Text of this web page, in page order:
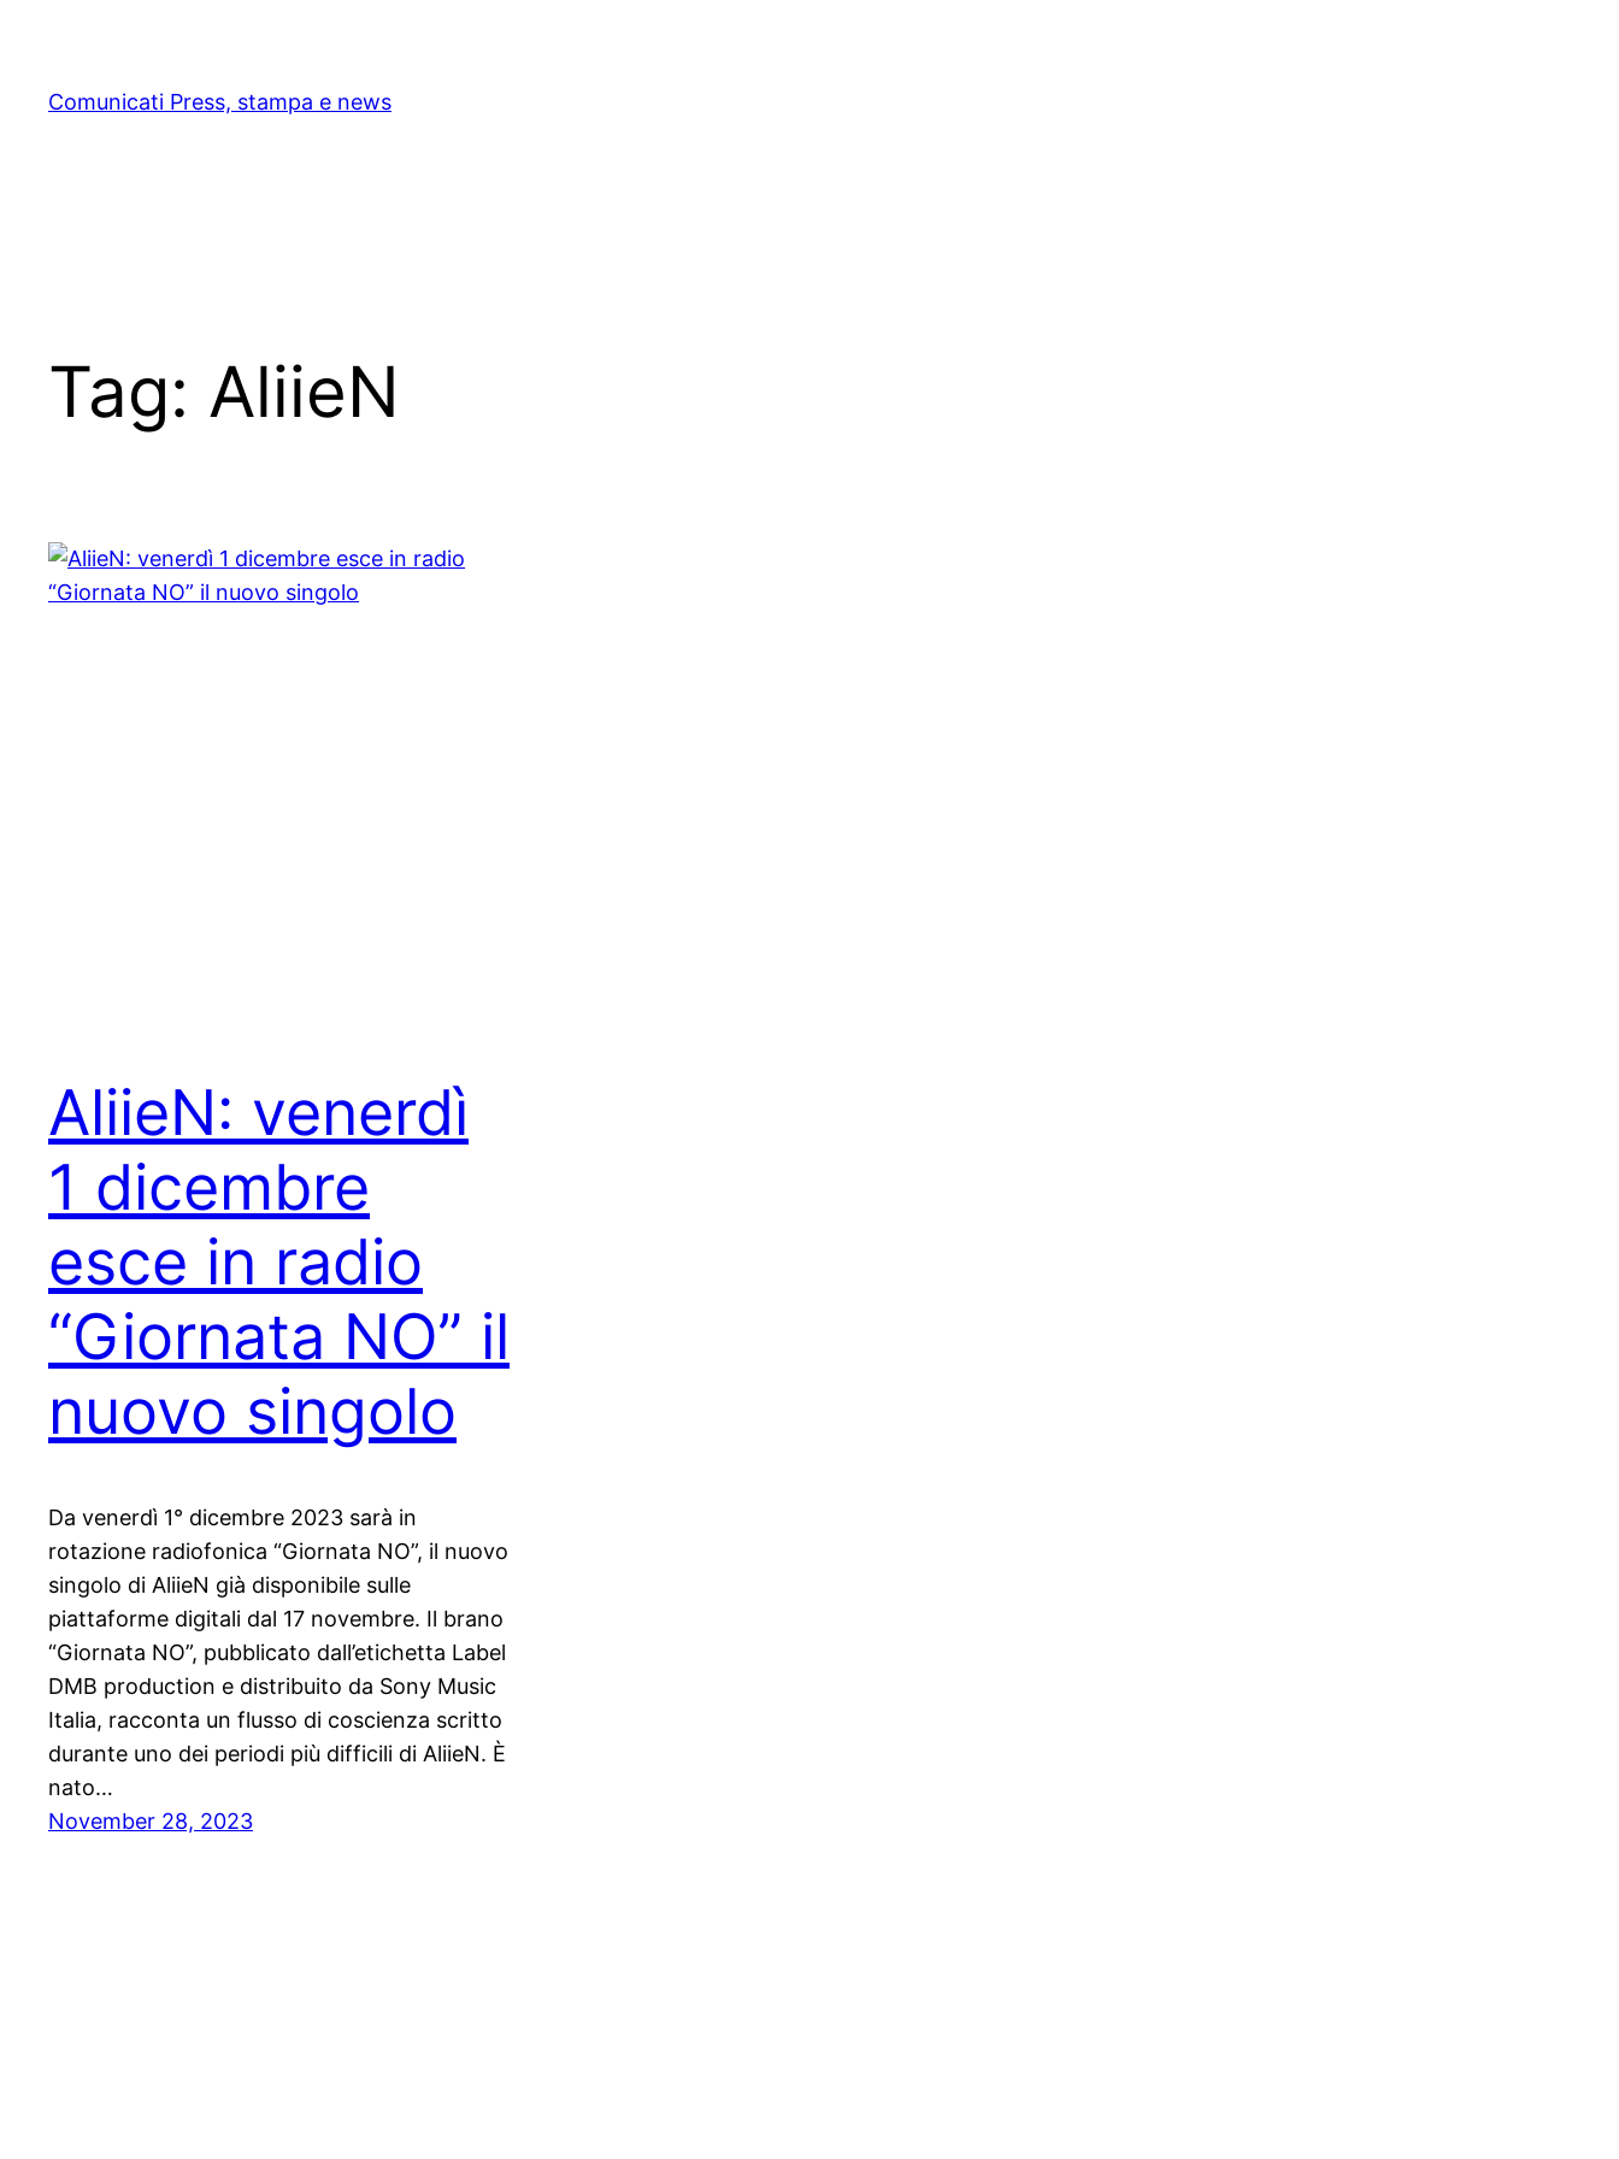
content
Comunicati Press, stampa e news
Tag: AliieN
AliieN: venerdì
1 dicembre
esce in radio
“Giornata NO” il
nuovo singolo
Da venerdì 1° dicembre 2023 sarà in
rotazione radiofonica “Giornata NO”, il nuovo
singolo di AliieN già disponibile sulle
piattaforme digitali dal 17 novembre. Il brano
“Giornata NO”, pubblicato dall’etichetta Label
DMB production e distribuito da Sony Music
Italia, racconta un flusso di coscienza scritto
durante uno dei periodi più difficili di AliieN. È
nato…
November 28, 2023